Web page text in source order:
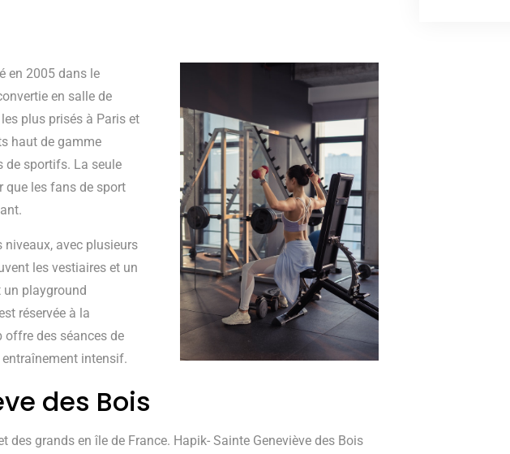
en 2005 dans le
en salle de
plus prisés à Paris et
haut de gamme
de sportifs. La seule
que les fans de sport
niveaux, avec plusieurs
les vestiaires et un
un playground
réservée à la
des séances de
intensif.
des Bois
des grands en île de France. Hapik- Sainte Geneviève des Bois